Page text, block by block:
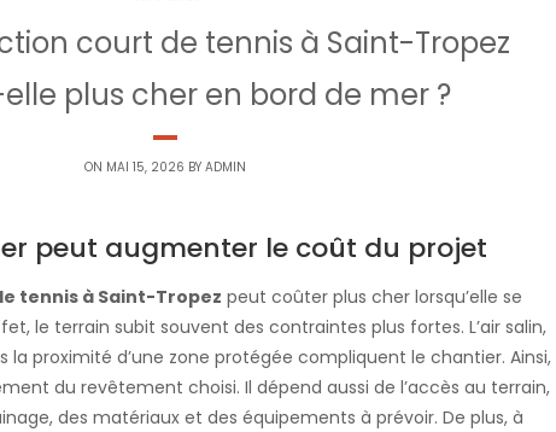
court de tennis à Saint-Tropez
plus cher en bord de mer ?
ON MAI 15, 2026 BY ADMIN
peut augmenter le coût du projet
tennis à Saint-Tropez peut coûter plus cher lorsqu’elle se
le terrain subit souvent des contraintes plus fortes. L’air salin,
la proximité d’une zone protégée compliquent le chantier. Ainsi,
du revêtement choisi. Il dépend aussi de l’accès au terrain,
des matériaux et des équipements à prévoir. De plus, à